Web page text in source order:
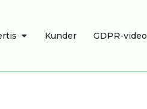
ÖPPNA EXPERTIS
Kunder GDPR-video